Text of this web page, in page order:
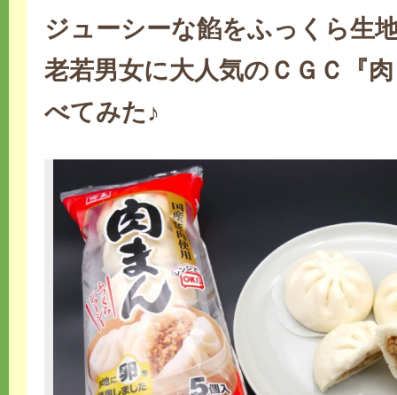
ジューシーな餡をふっくら生
老若男女に大人気のＣＧＣ『
べてみた♪